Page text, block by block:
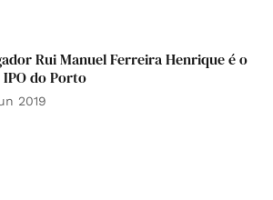
Rui Manuel Ferreira Henrique é o
do Porto
2019